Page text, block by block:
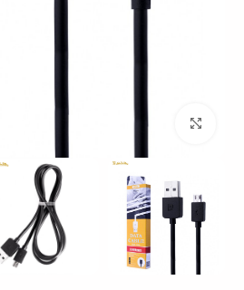
بزرگنمایی تصویر